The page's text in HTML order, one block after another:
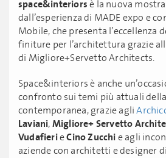
space&interiors è la nuova
dall’esperienza di MADE expo e
Mobile, che presenta l’eccellenza
finiture per l’architettura grazie
di Migliore+Servetto Architects.
Space&interiors è anche
confronto sui temi più attuali
contemporanea, grazie agli
Laviani, Migliore+ Servetto
VudafierieCino Zucchi e agli
aziende con architetti e designer